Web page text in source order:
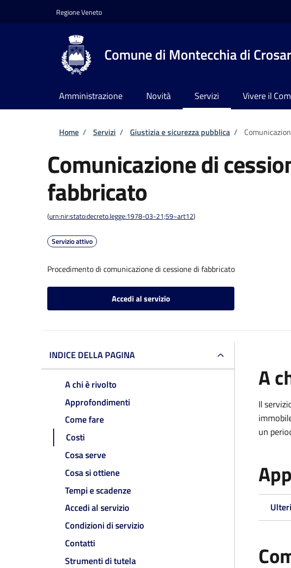
Regione Veneto
Comune di Montecchia di
Amministrazione Novità Servizi Vivere il
Briciole di pane
Home / Servizi / Giustizia e sicurezza pubblica /
Comunicazione di
fabbricato
(urn:nir:stato:decreto.legge:1978-03-21;59~art12)
Servizio attivo
Procedimento di comunicazione di cessione di fabbricato
Accedi al servizio
INDICE DELLA PAGINA
A chi è rivolto
Approfondimenti
Come fare
Costi
Cosa serve
Cosa si ottiene
Tempi e scadenze
Accedi al servizio
Condizioni di servizio
Contatti
Strumenti di tutela
A
Il
un